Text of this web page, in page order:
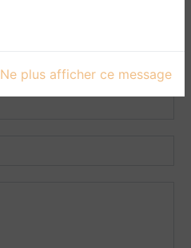
Ne plus afficher ce message